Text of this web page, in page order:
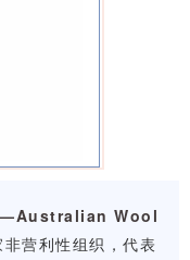
Wool
非营利性组织，代表